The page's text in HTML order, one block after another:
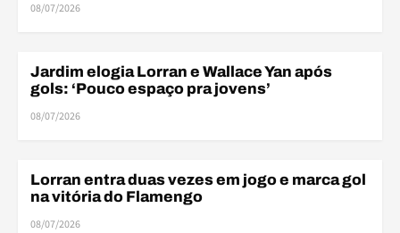
08/07/2026
BASE
Jardim elogia Lorran e Wallace Yan após
gols: ‘Pouco espaço pra jovens’
08/07/2026
AMISTOSOS
Lorran entra duas vezes em jogo e marca gol
na vitória do Flamengo
08/07/2026